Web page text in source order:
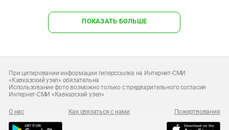
ПОКАЗАТЬ БОЛЬШЕ
При цитировании информации гиперссылка на Интернет-СМИ
«Кавказский узел» обязательна
Использование фото возможно только с предварительного согласия
Интернет-СМИ «Кавказский узел»
О нас Как связаться с нами Пожертвования